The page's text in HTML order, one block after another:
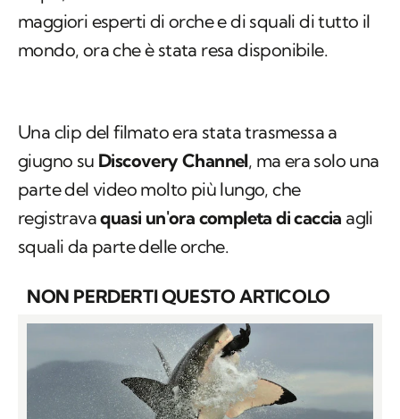
Una clip del filmato era stata trasmessa a
registravaquasi un'ora completa di caccia
squali da parte delle orche.
NON PERDERTI QUESTO ARTICOLO